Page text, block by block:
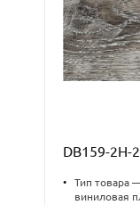
DB159-2Н-
•
Тип товара
виниловая